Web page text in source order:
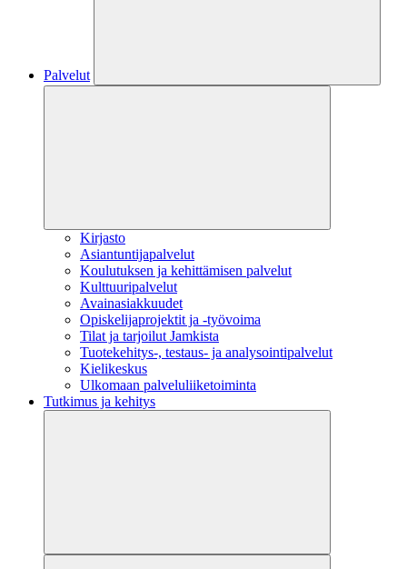
Palvelut
Kirjasto
Asiantuntijapalvelut
Koulutuksen ja kehittämisen palvelut
Kulttuuripalvelut
Avainasiakkuudet
Opiskelijaprojektit​ ja -työvoima
Tilat ja tarjoilut Jamkista
Tuotekehitys-, testaus- ja analysointipalvelut
Kielikeskus
Ulkomaan palveluliiketoiminta
Tutkimus ja kehitys